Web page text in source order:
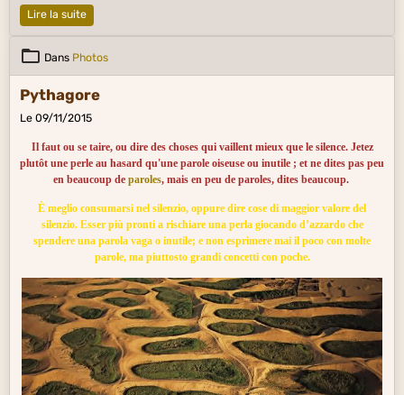
Lire la suite
Dans Photos
Pythagore
Le 09/11/2015
Il faut ou se taire, ou dire des choses qui vaillent mieux que le silence. Jetez
plutôt une perle au hasard qu'une parole oiseuse ou inutile ; et ne dites pas peu
en beaucoup de paroles, mais en peu de paroles, dites beaucoup.
È meglio consumarsi nel silenzio, oppure dire cose di maggior valore del
silenzio. Esser più pronti a rischiare una perla giocando d’azzardo che
spendere una parola vaga o inutile; e non esprimere mai il poco con molte
parole, ma piuttosto grandi concetti con poche.